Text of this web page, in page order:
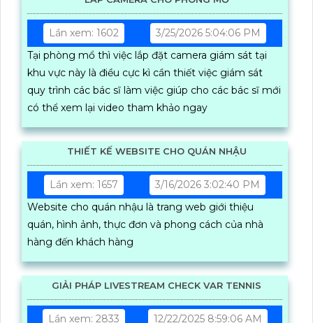
Lần xem: 1602
3/25/2026 5:04:06 PM
Tại phòng mổ thì việc lắp đặt camera giám sát tại
khu vực này là điều cực kì cần thiết việc giám sát
quy trình các bác sĩ làm việc giúp cho các bác sĩ mới
có thể xem lại video tham khảo ngay
THIẾT KẾ WEBSITE CHO QUÁN NHẬU
Lần xem: 1657
3/16/2026 3:02:40 PM
Website cho quán nhậu là trang web giới thiệu
quán, hình ảnh, thực đơn và phong cách của nhà
hàng đến khách hàng
GIẢI PHÁP LIVESTREAM CHECK VAR TENNIS
Lần xem: 2833 12/22/2025 8:59:06 AM